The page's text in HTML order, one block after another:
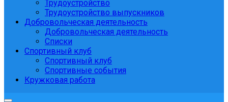
Трудоустройство
Трудоустройство выпускников
Добровольческая деятельность
Добровольческая деятельность
Списки
Спортивный клуб
Спортивный клуб
Спортивные события
Кружковая работа